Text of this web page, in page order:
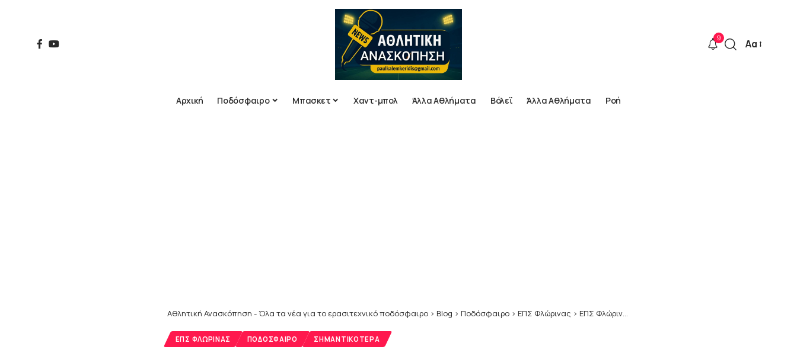
9
Font
Αα
Αρχική Ποδόσφαιρο Μπασκετ Χαντ-μπολ Άλλα Αθλήματα Βόλεϊ Άλλα Αθλήματα Ροή
Αθλητική Ανασκόπηση - Όλα τα νέα για το ερασιτεχνικό ποδόσφαιρο > Blog > Ποδόσφαιρο > ΕΠΣ Φλώρινας > ΕΠΣ Φλώρινας: Οι αγώνες του Σαββατοκύριακου σε Α’ και Β’ Κατηγορία και οι διαιτητές
ΕΠΣ ΦΛΏΡΙΝΑΣ ΠΟΔΌΣΦΑΙΡΟ ΣΗΜΑΝΤΙΚΌΤΕΡΑ